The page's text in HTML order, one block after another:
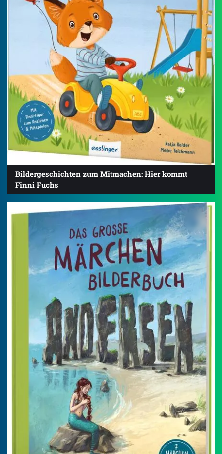
Bildergeschichten zum Mitmachen: Hier kommt
Finni Fuchs